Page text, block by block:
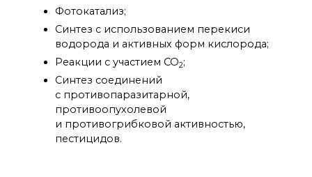
Конференции
Журналы
Национальные
проекты России
Разработки
Крупный научный
по приоритетным
направлениям НТР РФ
Фотокатализ;
Синтез с использованием перекиси
водорода и активных форм кислорода;
Реакции с участием CO2;
Синтез соединений
с противопаразитарной,
противоопухолевой
и противогрибковой активностью,
пестицидов.